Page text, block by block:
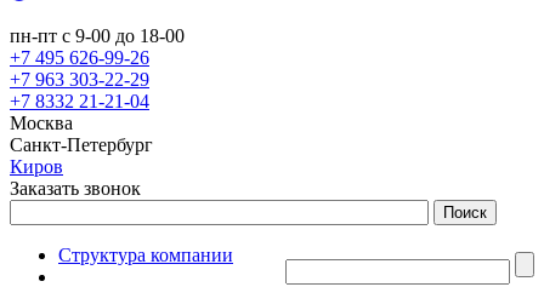
пн-пт с 9-00 до 18-00
+7 495 626-99-26
+7 963 303-22-29
+7 8332 21-21-04
Москва
Санкт-Петербург
Киров
Заказать звонок
Структура компании